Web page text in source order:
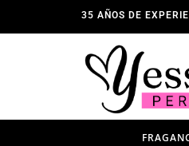
35 AÑOS DE